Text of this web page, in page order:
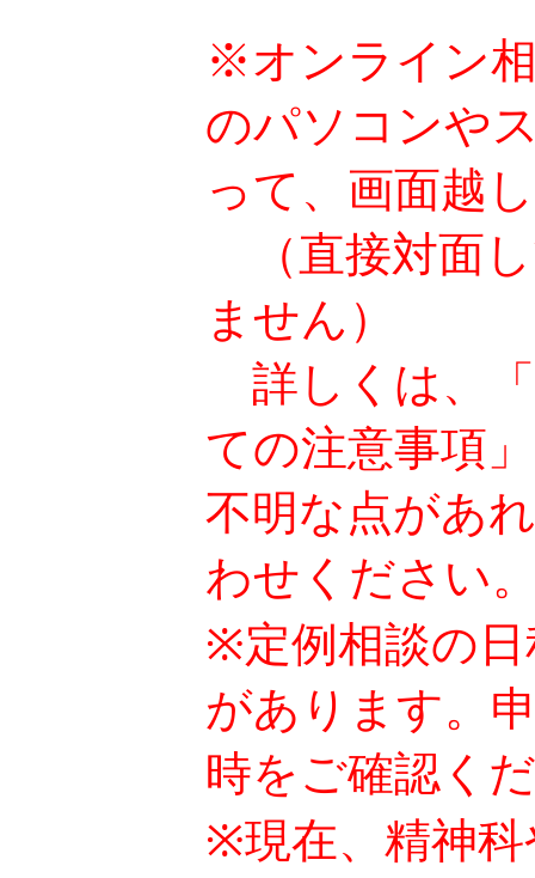
※オンライン
のパソコンや
って、画面越
（直接対面
ません）
詳しくは、
ての注意事項
不明な点があ
わせください
※定例相談の
があります。
時をご確認く
※現在、精神